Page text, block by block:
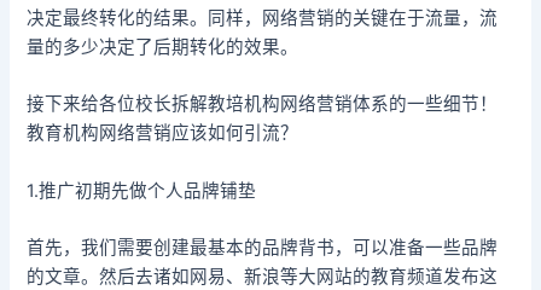
决定最终转化的结果。同样，网络营销的关键在于流量，流
量的多少决定了后期转化的效果。
接下来给各位校长拆解教培机构网络营销体系的一些细节！
教育机构网络营销应该如何引流？
1.推广初期先做个人品牌铺垫
首先，我们需要创建最基本的品牌背书，可以准备一些品牌
的文章。然后去诸如网易、新浪等大网站的教育频道发布这